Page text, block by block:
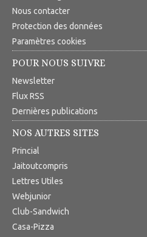
Nous contacter
Protection des données
Paramètres cookies
POUR NOUS SUIVRE
Newsletter
Flux RSS
Dernières publications
NOS AUTRES SITES
Princial
Jaitoutcompris
Lettres Utiles
Webjunior
Club-Sandwich
Casa-Pizza